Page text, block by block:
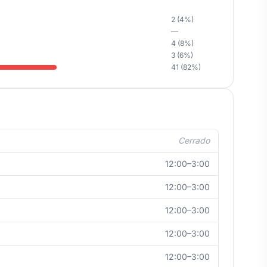
2 (4%)
—
4 (8%)
3 (6%)
41 (82%)
Cerrado
12:00–3:00
12:00–3:00
12:00–3:00
12:00–3:00
12:00–3:00